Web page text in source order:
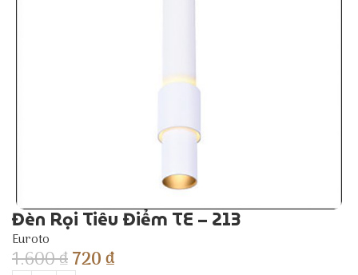
Đèn Rọi Tiêu Điểm TE – 213
Euroto
1.600₫720₫